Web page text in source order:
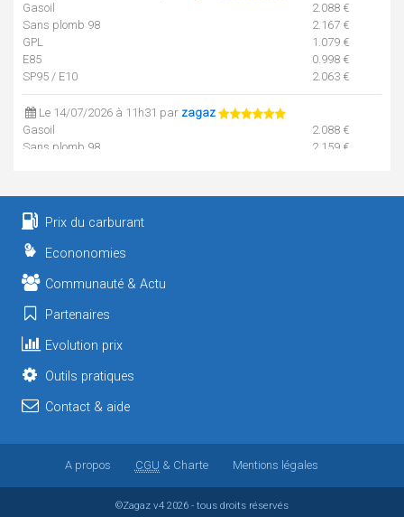
Gasoil
2.088 €
Sans plomb 98
2.167 €
GPL
1.079 €
E85
0.998 €
SP95 / E10
2.063 €
Le 14/07/2026 à 11h31 par zagaz
Gasoil
2.088 €
Sans plomb 98
2.159 €
SP95 / E10
2.059 €
Gasoil
GPL
E85
SP95 / E10
Prix du carburant
Econonomies
Communauté & Actu
Partenaires
Evolution prix
Outils pratiques
Contact & aide
A propos CGU & Charte Mentions légales
©Zagaz v4 2026 - tous droits réservés